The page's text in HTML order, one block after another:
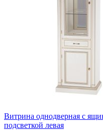
Витрина однодверная с
подсветкой левая